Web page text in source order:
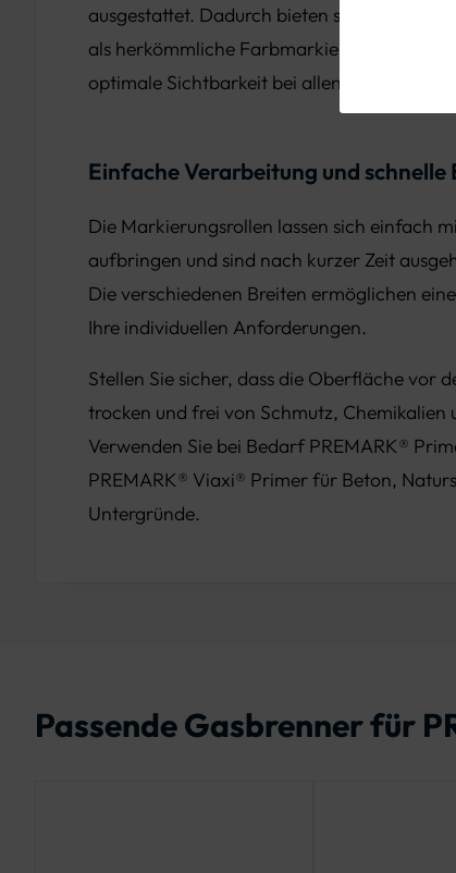
ausgestattet. Dadurch bieten sie eine bis
als herkömmliche Farbmarkierungen und
optimale Sichtbarkeit bei allen
Einfache Verarbeitung und
Die Markierungsrollen lassen sich einfach
aufbringen und sind nach kurzer Zeit
Die verschiedenen Breiten ermöglichen
Ihre individuellen Anforderungen.
Stellen Sie sicher, dass die Oberfläche vor
trocken und frei von Schmutz, Chemikalien
Verwenden Sie bei Bedarf PREMARK®
PREMARK® Viaxi® Primer für Beton,
Untergründe.
Passende Gasbrenner für